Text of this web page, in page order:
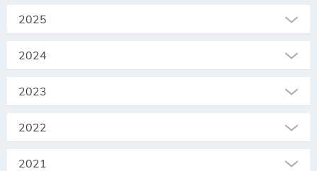
2025
2024
2023
2022
2021